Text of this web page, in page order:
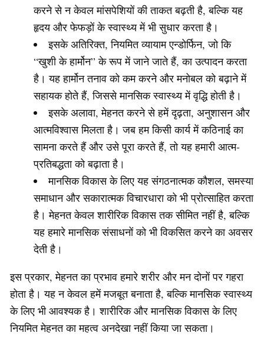
करने से न केवल मांसपेशियों की ताकत बढ़ती है, बल्कि यह
हृदय और फेफड़ों के स्वास्थ्य में भी सुधार करता है।
इसके अतिरिक्त, नियमित व्यायाम एन्डोर्फिन, जो कि
“खुशी के हार्मोन” के रूप में जाने जाते हैं, का उत्पादन करता
है। यह हार्मोन तनाव को कम करने और मनोबल को बढ़ाने में
सहायक होते हैं, जिससे मानसिक स्वास्थ्य में वृद्धि होती है।
इसके अलावा, मेहनत करने से हमें दृढ़ता, अनुशासन और
आत्मविश्वास मिलता है। जब हम किसी कार्य में कठिनाई का
सामना करते हैं और उसे पूरा करते हैं, तो यह हमारी आत्म-
प्रतिबद्धता को बढ़ाता है।
मानसिक विकास के लिए यह संगठनात्मक कौशल, समस्या
समाधान और सकारात्मक विचारधारा को भी प्रोत्साहित करता
है। मेहनत केवल शारीरिक विकास तक सीमित नहीं है, बल्कि
यह हमारे मानसिक संसाधनों को भी विकसित करने का अवसर
देती है।
इस प्रकार, मेहनत का प्रभाव हमारे शरीर और मन दोनों पर गहरा
होता है। यह न केवल हमें मजबूत बनाता है, बल्कि मानसिक स्वास्थ्य
के लिए भी आवश्यक है। शारीरिक और मानसिक विकास के लिए
नियमित मेहनत का महत्व अनदेखा नहीं किया जा सकता।